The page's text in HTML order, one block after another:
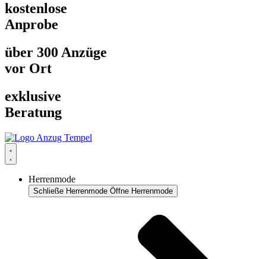
kostenlose
Anprobe
über 300 Anzüge
vor Ort
exklusive
Beratung
Herrenmode
Schließe Herrenmode Öffne Herrenmode